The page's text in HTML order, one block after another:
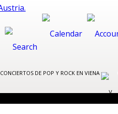
CONCIERTOS DE POP Y ROCK EN VIENA